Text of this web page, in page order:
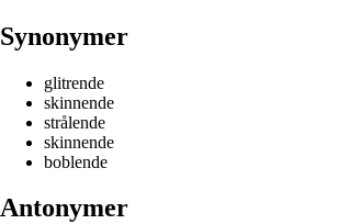
Synonymer
glitrende
skinnende
strålende
skinnende
boblende
Antonymer